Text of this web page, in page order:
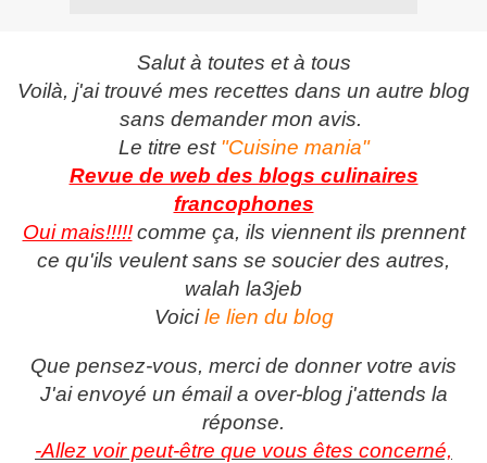
Salut à toutes et à tous
Voilà, j'ai trouvé mes recettes dans un autre blog
sans demander mon avis.
Le titre est "Cuisine mania"
Revue de web des blogs culinaires
francophones
Oui mais!!!!! comme ça, ils viennent ils prennent
ce qu'ils veulent sans se soucier des autres,
walah la3jeb
Voicile lien du blog
Que pensez-vous, merci de donner votre avis
J'ai envoyé un émail a over-blog j'attends la
réponse.
-Allez voir peut-être que vous êtes concerné,